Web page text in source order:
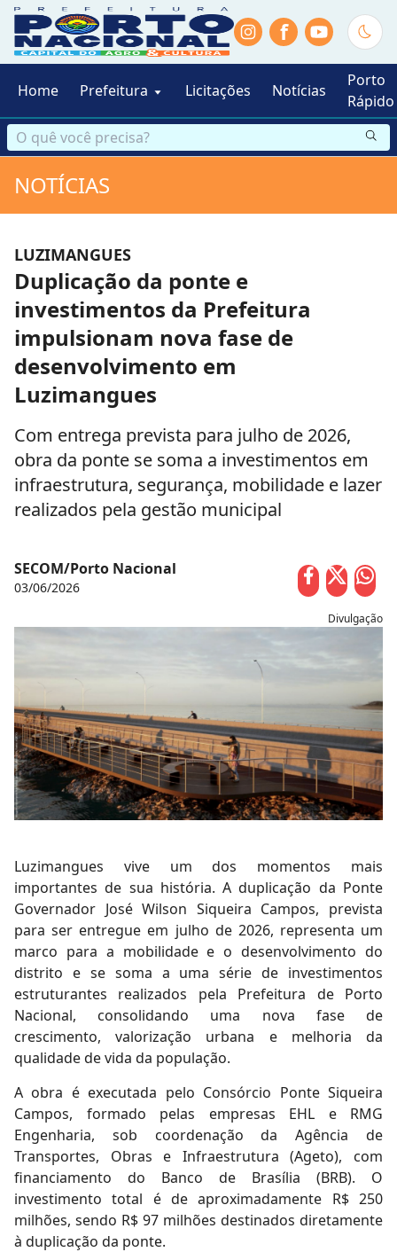
f
Home Prefeitura Licitações Notícias
Porto
Rápido
NOTÍCIAS
LUZIMANGUES
Duplicação da ponte e
investimentos da Prefeitura
impulsionam nova fase de
desenvolvimento em
Luzimangues
Com entrega prevista para julho de 2026,
obra da ponte se soma a investimentos em
infraestrutura, segurança, mobilidade e lazer
realizados pela gestão municipal
SECOM/Porto Nacional
03/06/2026
Divulgação
Luzimangues vive um dos momentos mais
importantes de sua história. A duplicação da Ponte
Governador José Wilson Siqueira Campos, prevista
para ser entregue em julho de 2026, representa um
marco para a mobilidade e o desenvolvimento do
distrito e se soma a uma série de investimentos
estruturantes realizados pela Prefeitura de Porto
Nacional, consolidando uma nova fase de
crescimento, valorização urbana e melhoria da
qualidade de vida da população.
A obra é executada pelo Consórcio Ponte Siqueira
Campos, formado pelas empresas EHL e RMG
Engenharia, sob coordenação da Agência de
Transportes, Obras e Infraestrutura (Ageto), com
financiamento do Banco de Brasília (BRB). O
investimento total é de aproximadamente R$ 250
milhões, sendo R$ 97 milhões destinados diretamente
à duplicação da ponte.